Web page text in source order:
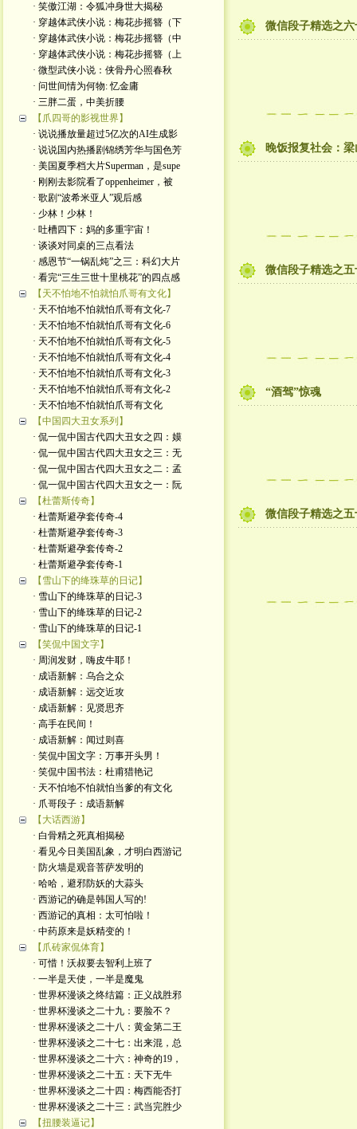
· 笑傲江湖：令狐冲身世大揭秘
· 穿越体武侠小说：梅花步摇簪（下
· 穿越体武侠小说：梅花步摇簪（中
· 穿越体武侠小说：梅花步摇簪（上
· 微型武侠小说：侠骨丹心照春秋
· 问世间情为何物: 忆金庸
· 三胖二蛋，中美折腰
【爪四哥的影视世界】
· 说说播放量超过5亿次的AI生成影
· 说说国内热播剧锦绣芳华与国色芳
· 美国夏季档大片Superman，是supe
· 刚刚去影院看了oppenheimer，被
· 歌剧“波希米亚人”观后感
· 少林！少林！
· 吐槽四下：妈的多重宇宙！
· 谈谈对同桌的三点看法
· 感恩节“一锅乱炖”之三：科幻大片
· 看完“三生三世十里桃花”的四点感
【天不怕地不怕就怕爪哥有文化】
· 天不怕地不怕就怕爪哥有文化-7
· 天不怕地不怕就怕爪哥有文化-6
· 天不怕地不怕就怕爪哥有文化-5
· 天不怕地不怕就怕爪哥有文化-4
· 天不怕地不怕就怕爪哥有文化-3
· 天不怕地不怕就怕爪哥有文化-2
· 天不怕地不怕就怕爪哥有文化
【中国四大丑女系列】
· 侃一侃中国古代四大丑女之四：嫫
· 侃一侃中国古代四大丑女之三：无
· 侃一侃中国古代四大丑女之二：孟
· 侃一侃中国古代四大丑女之一：阮
【杜蕾斯传奇】
· 杜蕾斯避孕套传奇-4
· 杜蕾斯避孕套传奇-3
· 杜蕾斯避孕套传奇-2
· 杜蕾斯避孕套传奇-1
【雪山下的绛珠草的日记】
· 雪山下的绛珠草的日记-3
· 雪山下的绛珠草的日记-2
· 雪山下的绛珠草的日记-1
【笑侃中国文字】
· 周润发财，嗨皮牛耶！
· 成语新解：乌合之众
· 成语新解：远交近攻
· 成语新解：见贤思齐
· 高手在民间！
· 成语新解：闻过则喜
· 笑侃中国文字：万事开头男！
· 笑侃中国书法：杜甫猎艳记
· 天不怕地不怕就怕当爹的有文化
· 爪哥段子：成语新解
【大话西游】
· 白骨精之死真相揭秘
· 看见今日美国乱象，才明白西游记
· 防火墙是观音菩萨发明的
· 哈哈，避邪防妖的大蒜头
· 西游记的确是韩国人写的!
· 西游记的真相：太可怕啦！
· 中药原来是妖精变的！
【爪砖家侃体育】
· 可惜！沃叔要去智利上班了
· 一半是天使，一半是魔鬼
· 世界杯漫谈之终结篇：正义战胜邪
· 世界杯漫谈之二十九：要脸不？
· 世界杯漫谈之二十八：黄金第二王
· 世界杯漫谈之二十七：出来混，总
· 世界杯漫谈之二十六：神奇的19，
· 世界杯漫谈之二十五：天下无牛
· 世界杯漫谈之二十四：梅西能否打
· 世界杯漫谈之二十三：武当完胜少
【扭腰装逼记】
微信段子精选之
晚饭报复社会：
微信段子精选之
“酒驾”惊魂
微信段子精选之